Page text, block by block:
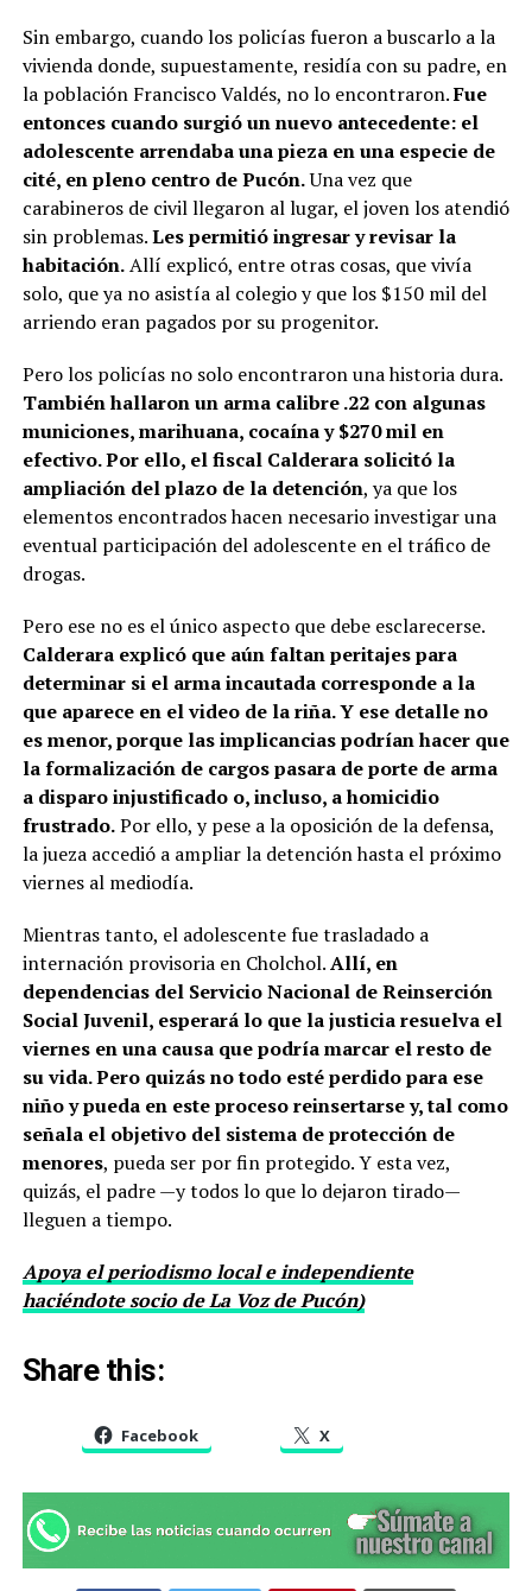
Sin embargo, cuando los policías fueron a buscarlo a la
vivienda donde, supuestamente, residía con su padre, en
la población Francisco Valdés, no lo encontraron.Fue
entonces cuando surgió un nuevo antecedente: el
adolescente arrendaba una pieza en una especie de
cité, en pleno centro de Pucón.Una vez que
carabineros de civil llegaron al lugar, el joven los atendió
sin problemas.Les permitió ingresar y revisar la
habitación.Allí explicó, entre otras cosas, que vivía
solo, que ya no asistía al colegio y que los $150 mil del
arriendo eran pagados por su progenitor.
Pero los policías no solo encontraron una historia dura.
También hallaron un arma calibre .22 con algunas
municiones, marihuana, cocaína y $270 mil en
efectivo. Por ello, el fiscal Calderara solicitó la
ampliación del plazo de la detención, ya que los
elementos encontrados hacen necesario investigar una
eventual participación del adolescente en el tráfico de
drogas.
Pero ese no es el único aspecto que debe esclarecerse.
Calderara explicó que aún faltan peritajes para
determinar si el arma incautada corresponde a la
que aparece en el video de la riña. Y ese detalle no
es menor, porque las implicancias podrían hacer que
la formalización de cargos pasara de porte de arma
a disparo injustificado o, incluso, a homicidio
frustrado.Por ello, y pese a la oposición de la defensa,
la jueza accedió a ampliar la detención hasta el próximo
viernes al mediodía.
Mientras tanto, el adolescente fue trasladado a
internación provisoria en Cholchol.Allí, en
dependencias del Servicio Nacional de Reinserción
Social Juvenil, esperará lo que la justicia resuelva el
viernes en una causa que podría marcar el resto de
su vida. Pero quizás no todo esté perdido para ese
niño y pueda en este proceso reinsertarse y, tal como
señala el objetivo del sistema de protección de
menores, pueda ser por fin protegido. Y esta vez,
quizás, el padre —y todos lo que lo dejaron tirado—
lleguen a tiempo.
Apoya el periodismo local e independiente
haciéndote socio de La Voz de Pucón)
Share this:
Facebook X